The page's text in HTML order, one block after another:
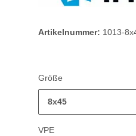
Artikelnummer: 1013-
Größe
8x45
VPE